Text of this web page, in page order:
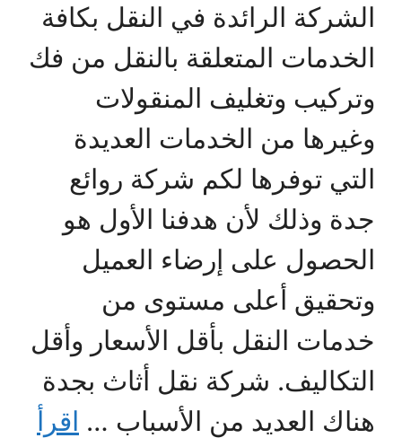
الشركة الرائدة في النقل بكافة
الخدمات المتعلقة بالنقل من فك
وتركيب وتغليف المنقولات
وغيرها من الخدمات العديدة
التي توفرها لكم شركة روائع
جدة وذلك لأن هدفنا الأول هو
الحصول على إرضاء العميل
وتحقيق أعلى مستوى من
خدمات النقل بأقل الأسعار وأقل
التكاليف. شركة نقل أثاث بجدة
هناك العديد من الأسباب … اقرأ